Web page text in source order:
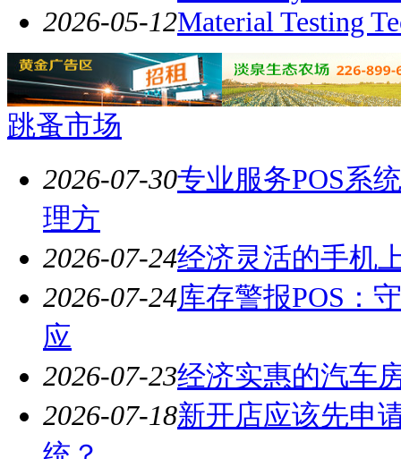
2026-05-12Material Testing
跳蚤市场
2026-07-30专业服务POS系
理方
2026-07-24经济灵活的手机
2026-07-24库存警报POS：
应
2026-07-23经济实惠的汽车
2026-07-18新开店应该先申